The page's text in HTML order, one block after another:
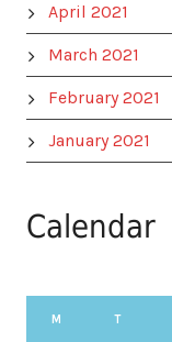
April 2021
March 2021
February 2021
January 2021
Calendar
M T